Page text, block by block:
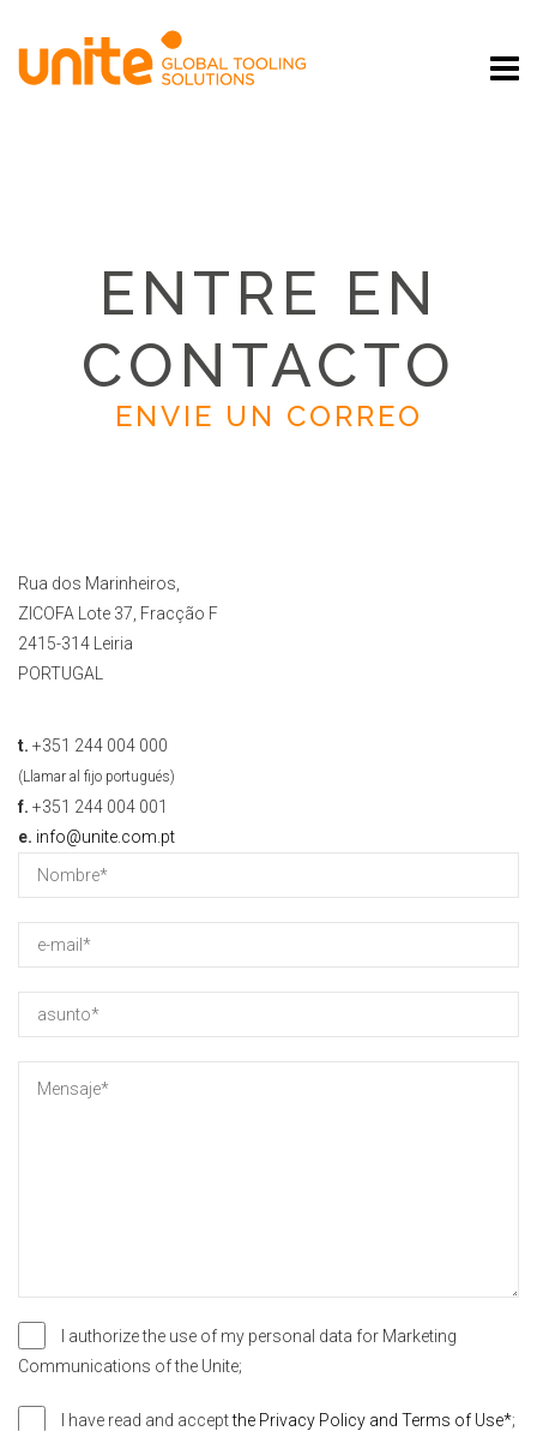
ENTRE EN
CONTACTO
ENVIE UN CORREO
Rua dos Marinheiros,
ZICOFA Lote 37, Fracção F
2415-314 Leiria
PORTUGAL
t. +351 244 004 000
(Llamar al fijo portugués)
f. +351 244 004 001
e. info@unite.com.pt
I authorize the use of my personal data for Marketing
Communications of the Unite;
I have read and acceptthe Privacy Policy and Terms of Use*;